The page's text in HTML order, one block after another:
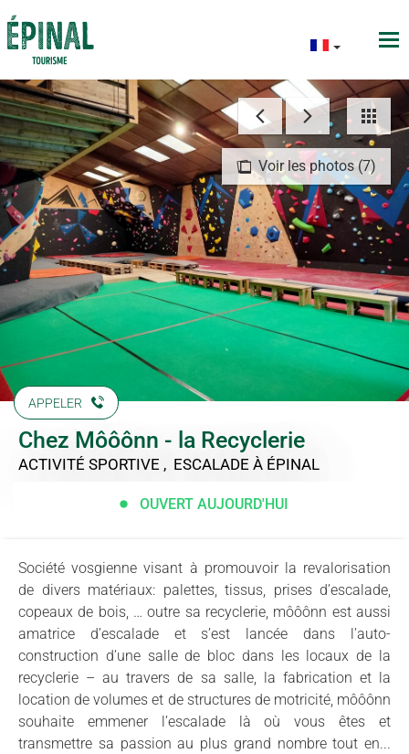
Voir les photos (7)
APPELER
Chez Môôônn - la Recyclerie
ACTIVITÉ SPORTIVE , ESCALADE À ÉPINAL
OUVERT AUJOURD'HUI
Société vosgienne visant à promouvoir la revalorisation
de divers matériaux: palettes, tissus, prises d’escalade,
copeaux de bois, … outre sa recyclerie, môôônn est aussi
amatrice d’escalade et s’est lancée dans l’auto-
construction d’une salle de bloc dans les locaux de la
recyclerie – au travers de sa salle, la fabrication et la
location de volumes et de structures de motricité, môôônn
souhaite emmener l’escalade là où vous êtes et
transmettre sa passion au plus grand nombre tout en...